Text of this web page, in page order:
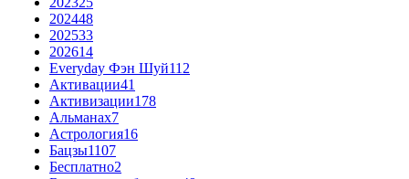
202448
202533
202614
Everyday Фэн Шуй112
Активации41
Активизации178
Альманах7
Астрология16
Бацзы1107
Бесплатно2